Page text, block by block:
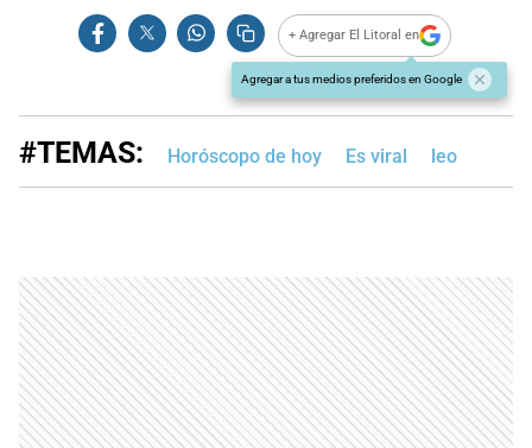
+ Agregar El Litoral en
Agregar a tus medios preferidos en Google
#TEMAS: Horóscopo de hoy Es viral leo